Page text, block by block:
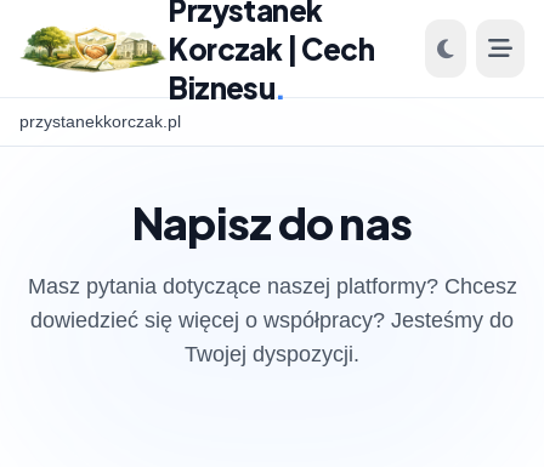
Przystanek
Korczak | Cech
Biznesu.
przystanekkorczak.pl
Napisz do nas
Masz pytania dotyczące naszej platformy? Chcesz
dowiedzieć się więcej o współpracy? Jesteśmy do
Twojej dyspozycji.